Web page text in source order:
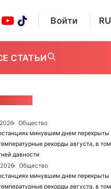
Войти RU
СТАТЬИ
Общество
минувшим днем перекрыты
рекорды августа, в том
давности
Общество
минувшим днем перекрыты
рекорды августа, в том